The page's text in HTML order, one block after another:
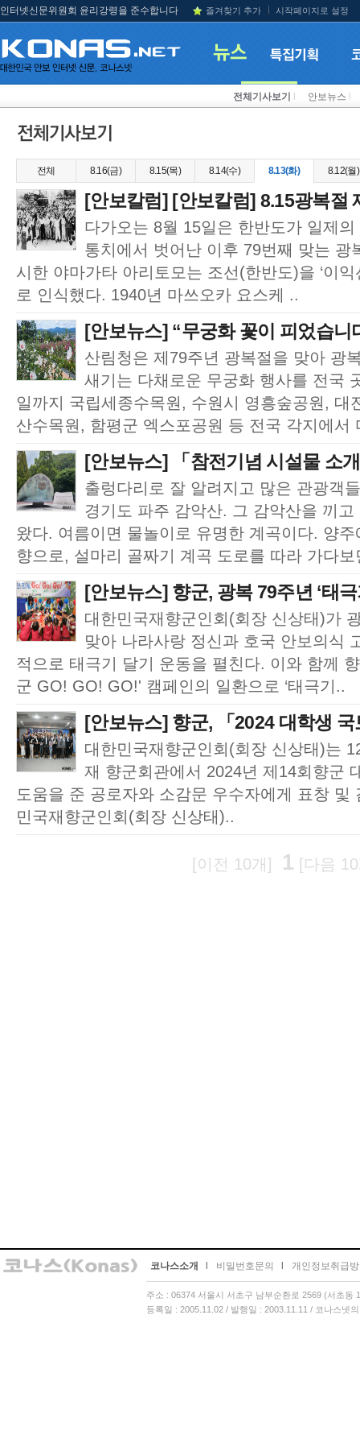
인터넷신문위원회 윤리강령을 준수합니다 즐겨찾기 추가 시작페이지로 설정
전체기사보기 안보뉴스
전체 8.16(금) 8.15(목) 8.14(수) 8.13(화) 8.12(월)
[안보칼럼] [안보칼럼] 8.15광복절
다가오는 8월 15일은 한반도가 일제
통치에서 벗어난 이후 79번째 맞는 광
시한 야마가타 아리토모는 조선(한반도)을 ‘이익
로 인식했다. 1940년 마쓰오카 요스케 ..
[안보뉴스] “무궁화 꽃이 피었습니
산림청은 제79주년 광복절을 맞아 광
새기는 다채로운 무궁화 행사를 전국
일까지 국립세종수목원, 수원시 영흥숲공원, 대
산수목원, 함평군 엑스포공원 등 전국 각지에서
[안보뉴스] 「참전기념 시설물 소
출렁다리로 잘 알려지고 많은 관광객
경기도 파주 감악산. 그 감악산을 끼
왔다. 여름이면 물놀이로 유명한 계곡이다. 양
향으로, 설마리 골짜기 계곡 도로를 따라 가다
[안보뉴스] 향군, 광복 79주년 ‘태
대한민국재향군인회(회장 신상태)가
맞아 나라사랑 정신과 호국 안보의식
적으로 태극기 달기 운동을 펼친다. 이와 함께
군 GO! GO! GO!' 캠페인의 일환으로 ‘태극기..
[안보뉴스] 향군, 「2024 대학생
대한민국재향군인회(회장 신상태)는
재 향군회관에서 2024년 제14회향군
도움을 준 공로자와 소감문 우수자에게 표창
민국재향군인회(회장 신상태)..
[이전 10개] 1 [다음
코나스소개 비밀번호문의 개인정보취급
주소 : 06374 서울시 서초구 남부순환로 2569 (서초
등록일 : 2005.11.02 / 발행일 : 2003.11.11 / 코나스넷